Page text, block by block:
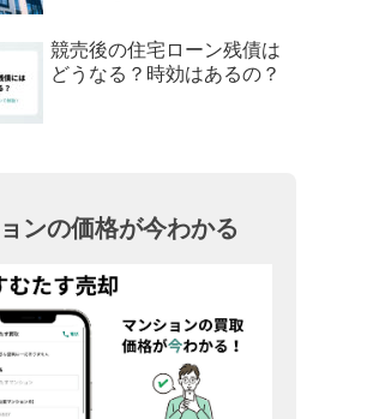
競売後の住宅ローン残債は
どうなる？時効はあるの？
ンの価格が今わかる